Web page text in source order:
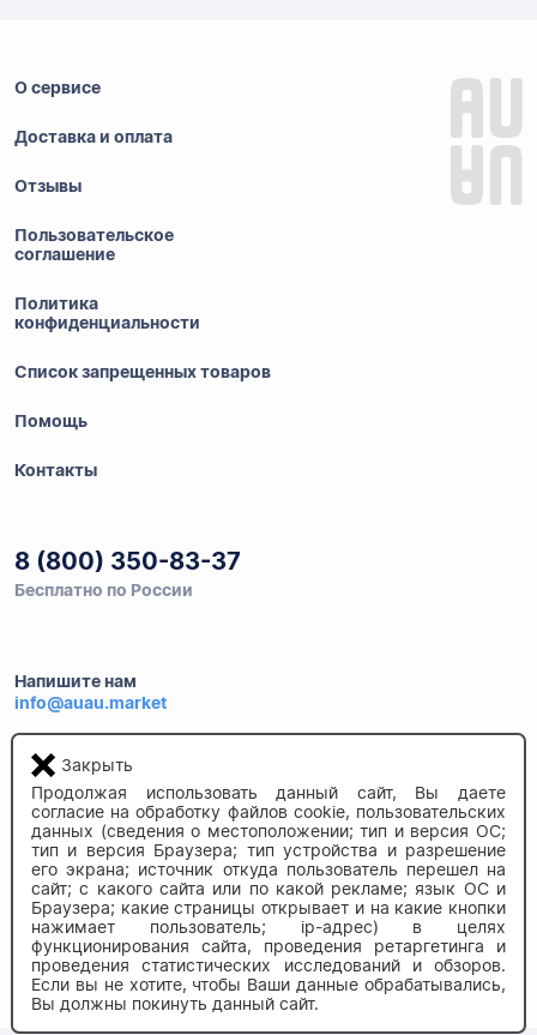
О сервисе
Доставка и оплата
Отзывы
Пользовательское
соглашение
Политика
конфиденциальности
Список запрещенных товаров
Помощь
Контакты
8 (800) 350-83-37
Бесплатно по России
Напишите нам
info@auau.market
236027, г.Калининград
ул.Калязинская 6, оф. 2
© 2020-2026 auau.market
Закрыть
Продолжая использовать данный сайт, Вы даете
согласие на обработку файлов cookie, пользовательских
данных (сведения о местоположении; тип и версия ОС;
тип и версия Браузера; тип устройства и разрешение
его экрана; источник откуда пользователь перешел на
сайт; с какого сайта или по какой рекламе; язык ОС и
Браузера; какие страницы открывает и на какие кнопки
нажимает пользователь; ip-адрес) в целях
функционирования сайта, проведения ретаргетинга и
проведения статистических исследований и обзоров.
Если вы не хотите, чтобы Ваши данные обрабатывались,
Вы должны покинуть данный сайт.